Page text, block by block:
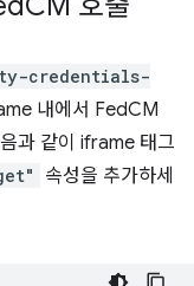
credentials-
내에서 FedCM
과 같이 iframe 태그
속성을 추가하세